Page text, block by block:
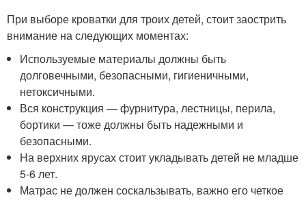
При выборе кроватки для троих детей, стоит заострить
внимание на следующих моментах:
Используемые материалы должны быть
долговечными, безопасными, гигиеничными,
нетоксичными.
Вся конструкция — фурнитура, лестницы, перила,
бортики — тоже должны быть надежными и
безопасными.
На верхних ярусах стоит укладывать детей не младше
5-6 лет.
Матрас не должен соскальзывать, важно его четкое